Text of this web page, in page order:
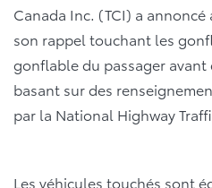
Canada Inc. (TCI) a
son rappel touchant les
gonflable du passager avant
basant sur des
par la National Highway
Les véhicules touchés sont